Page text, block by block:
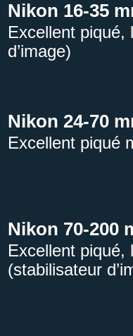
Nikon 16-35
Excellent piqué,
d’image)
Nikon 24-70
Excellent piqué
Nikon 70-200
Excellent piqué,
(stabilisateur